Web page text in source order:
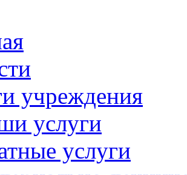
учреждения
услуги
услуги